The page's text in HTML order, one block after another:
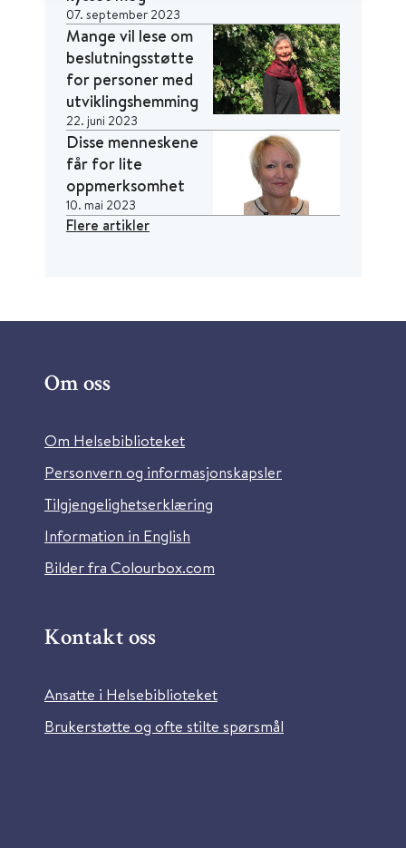
07. september 2023
Mange vil lese om
beslutningsstøtte
for personer med
utviklingshemming
22. juni 2023
Disse menneskene
får for lite
oppmerksomhet
10. mai 2023
Flere artikler
Om oss
Om Helsebiblioteket
Personvern og informasjonskapsler
Tilgjengelighetserklæring
Information in English
Bilder fra Colourbox.com
Kontakt oss
Ansatte i Helsebiblioteket
Brukerstøtte og ofte stilte spørsmål